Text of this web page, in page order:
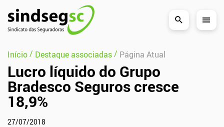
Pular Navegação (s)
Início/ Destaque associadas/ Página Atual
Lucro líquido do Grupo
Bradesco Seguros cresce
18,9%
27/07/2018